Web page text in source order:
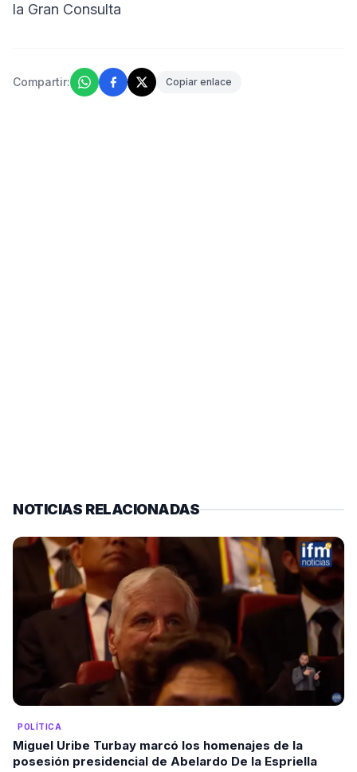
la Gran Consulta
Compartir: Copiar enlace
NOTICIAS RELACIONADAS
POLÍTICA
Miguel Uribe Turbay marcó los homenajes de la
posesión presidencial de Abelardo De la Espriella